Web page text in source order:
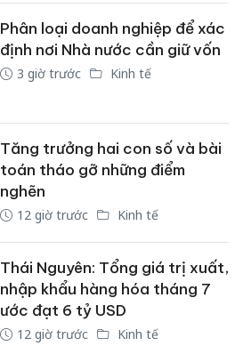
Phân loại doanh nghiệp để xác
định nơi Nhà nước cần giữ vốn
3 giờ trước Kinh tế
Tăng trưởng hai con số và bài
toán tháo gỡ những điểm
nghẽn
12 giờ trước Kinh tế
Thái Nguyên: Tổng giá trị xuất,
nhập khẩu hàng hóa tháng 7
ước đạt 6 tỷ USD
12 giờ trước Kinh tế